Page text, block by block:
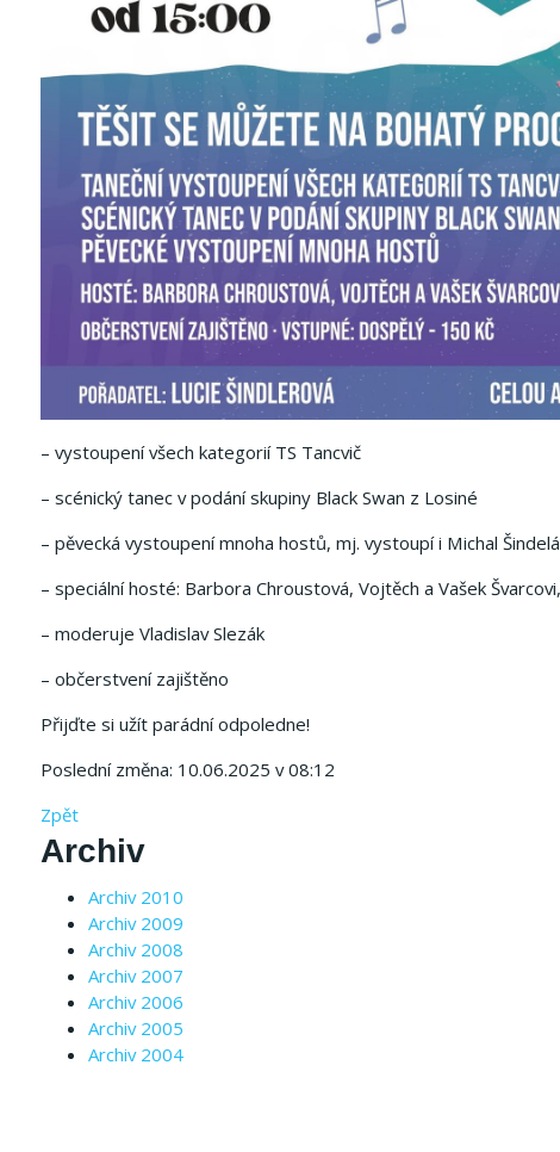
– vystoupení všech kategorií TS Tancvič
– scénický tanec v podání skupiny Black Swan z Losiné
– pěvecká vystoupení mnoha hostů, mj. vystoupí i Michal
– speciální hosté: Barbora Chroustová, Vojtěch a Vašek
– moderuje Vladislav Slezák
– občerstvení zajištěno
Přijďte si užít parádní odpoledne!
Poslední změna: 10.06.2025 v 08:12
Zpět
Archiv
Archiv 2010
Archiv 2009
Archiv 2008
Archiv 2007
Archiv 2006
Archiv 2005
Archiv 2004